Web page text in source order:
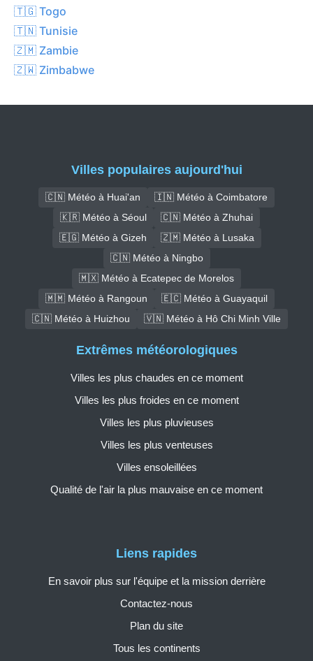
🇹🇬 Togo
🇹🇳 Tunisie
🇿🇲 Zambie
🇿🇼 Zimbabwe
Villes populaires aujourd'hui
🇨🇳 Météo à Huai'an
🇮🇳 Météo à Coimbatore
🇰🇷 Météo à Séoul
🇨🇳 Météo à Zhuhai
🇪🇬 Météo à Gizeh
🇿🇲 Météo à Lusaka
🇨🇳 Météo à Ningbo
🇲🇽 Météo à Ecatepec de Morelos
🇲🇲 Météo à Rangoun
🇪🇨 Météo à Guayaquil
🇨🇳 Météo à Huizhou
🇻🇳 Météo à Hô Chi Minh Ville
Liens rapides
En savoir plus sur l'équipe et la mission derrière
Contactez-nous
Plan du site
Tous les continents
Extrêmes météorologiques
Villes les plus chaudes en ce moment
Villes les plus froides en ce moment
Villes les plus pluvieuses
Villes les plus venteuses
Villes ensoleillées
Qualité de l'air la plus mauvaise en ce moment